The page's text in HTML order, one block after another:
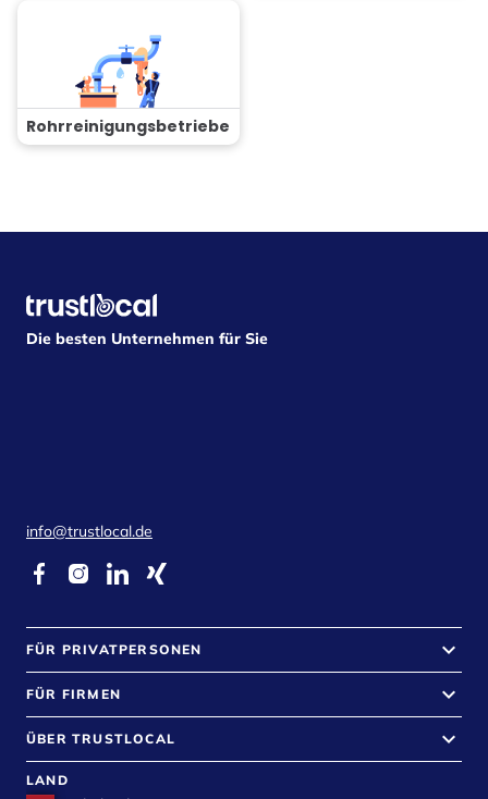
Rohrreinigungsbetriebe
Die besten Unternehmen für Sie
info@trustlocal.de
FÜR PRIVATPERSONEN keyboard_arrow_down
FÜR FIRMEN keyboard_arrow_down
ÜBER TRUSTLOCAL keyboard_arrow_down
LAND